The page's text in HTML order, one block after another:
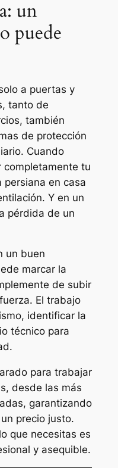
un
puede
a puertas y
tanto de
también
de protección
Cuando
completamente tu
persiana en casa
Y en un
pérdida de un
un buen
marcar la
de subir
El trabajo
identificar la
técnico para
para trabajar
desde las más
garantizando
precio justo.
que necesitas es
y asequible.